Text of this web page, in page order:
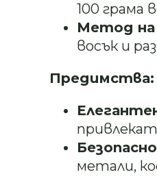
100 грама
Метод на
восък и
Предимства:
метали,